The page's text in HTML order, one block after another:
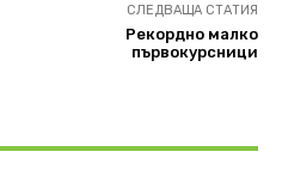
СЛЕДВАЩА СТАТИЯ
Рекордно малко
първокурсници